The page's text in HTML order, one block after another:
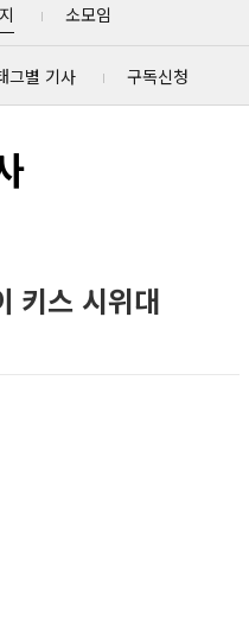
소모임
그별 기사 구독신청
키스 시위대